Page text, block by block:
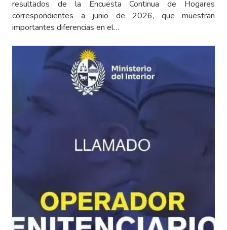
resultados de la Encuesta Continua de Hogares
correspondientes a junio de 2026, que muestran
importantes diferencias en el…